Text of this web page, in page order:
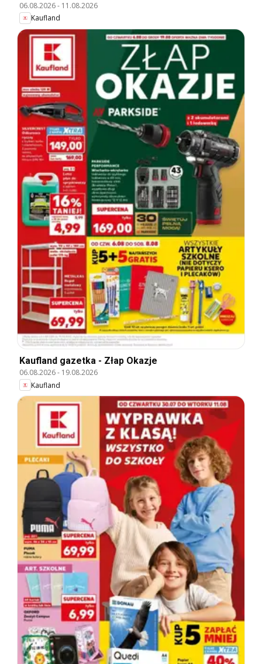
06.08.2026- 11.08.2026
Kaufland
Kaufland gazetka - Złap Okazje
06.08.2026- 19.08.2026
Kaufland